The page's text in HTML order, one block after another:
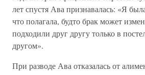
лет спустя Ава признавалась: «Я
что полагала, будто брак может
подходили друг другу только в
другом».
При разводе Ава отказалась от